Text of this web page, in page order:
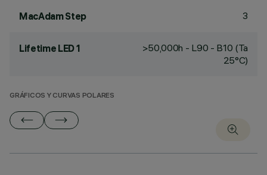
MacAdam Step 3
Lifetime LED 1
>50,000h - L90 - B10 (Ta
25°C)
GRÁFICOS Y CURVAS POLARES